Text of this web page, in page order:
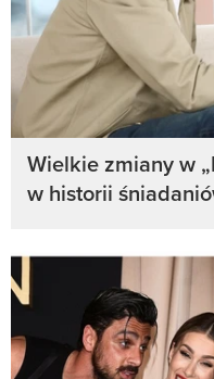
Wielkie zmiany w
w historii